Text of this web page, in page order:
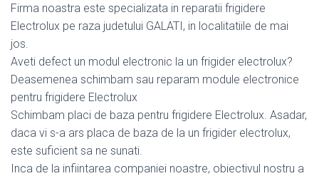
Firma noastra este specializata in reparatii frigidere
Electrolux pe raza judetului GALATI, in localitatiile de mai
jos.
Aveti defect un modul electronic la un frigider electrolux?
Deasemenea schimbam sau reparam module electronice
pentru frigidere Electrolux
Schimbam placi de baza pentru frigidere Electrolux. Asadar,
daca vi s-a ars placa de baza de la un frigider electrolux,
este suficient sa ne sunati.
Inca de la infiintarea companiei noastre, obiectivul nostru a